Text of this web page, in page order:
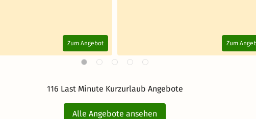
Zum Angebot Zum
116 Last Minute Kurzurlaub Angebote
Alle Angebote ansehen